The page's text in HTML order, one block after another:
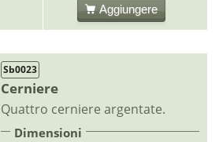
Aggiungere
Sb0023
Cerniere
Quattro cerniere argentate.
Dimensioni